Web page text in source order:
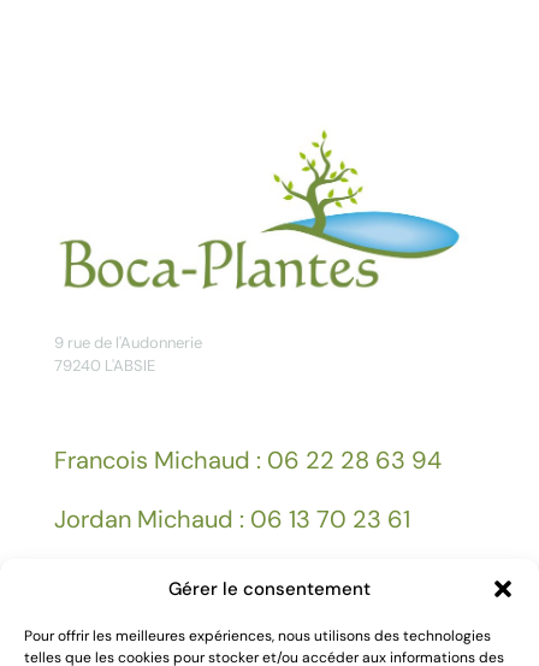
Gérer le consentement
Pour offrir les meilleures expériences, nous utilisons des technologies
telles que les cookies pour stocker et/ou accéder aux informations des
9 rue de l'Audonnerie
79240 L'ABSIE
Francois Michaud : 06 22 28 63 94
Jordan Michaud : 06 13 70 23 61